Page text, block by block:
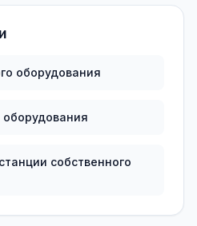
оборудования
оборудования
собственного